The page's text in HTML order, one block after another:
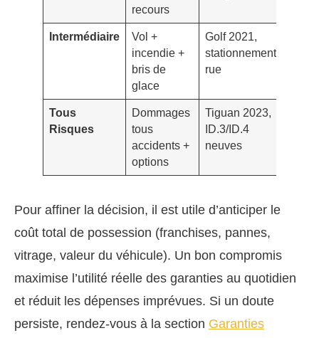
recours
Intermédiaire
Vol +
incendie +
bris de
glace
Golf 2021,
stationnement
rue
Tous
Risques
Dommages
tous
accidents +
options
Tiguan 2023,
ID.3/ID.4
neuves
Pour affiner la décision, il est utile d’anticiper le
coût total de possession (franchises, pannes,
vitrage, valeur du véhicule). Un bon compromis
maximise l’utilité réelle des garanties au quotidien
et réduit les dépenses imprévues. Si un doute
persiste, rendez-vous à la section Garanties